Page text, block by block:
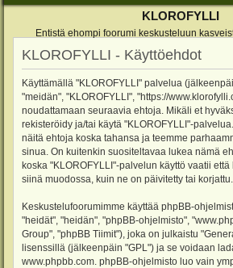
KLOROFYLLI
Entistä ehompi foorumi keskusteluun
KLOROFYLLI - Käyttöehdot
Käyttämällä "KLOROFYLLI" palvelua
"meidän", "KLOROFYLLI", "https://
noudattamaan seuraavia ehtoja. Mikäli et
rekisteröidy ja/tai käytä "KLOROFYLLI"-
näitä ehtoja koska tahansa ja teemme
sinua. On kuitenkin suositeltavaa lukea nämä
koska "KLOROFYLLI"-palvelun käyttö vaatii
siinä muodossa, kuin ne on päivitetty tai korjattu.
Keskustelufoorumimme käyttää phpBB-
"heidät", "heidän", "phpBB-ohjelmisto",
Group", "phpBB Tiimit"), joka on julkaistu "
lisenssillä (jälkeenpäin "GPL") ja se voidaan
www.phpbb.com . phpBB-ohjelmisto luo vain